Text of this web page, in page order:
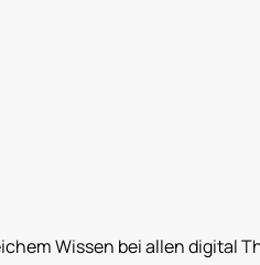
Wissen bei allen digital